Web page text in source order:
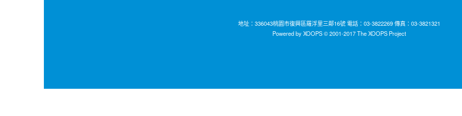
地址：336043桃園市復興區羅浮里三鄰16號 電話：03-3822269 傳真：03-3821321
Powered by XOOPS © 2001-2017The XOOPS Project